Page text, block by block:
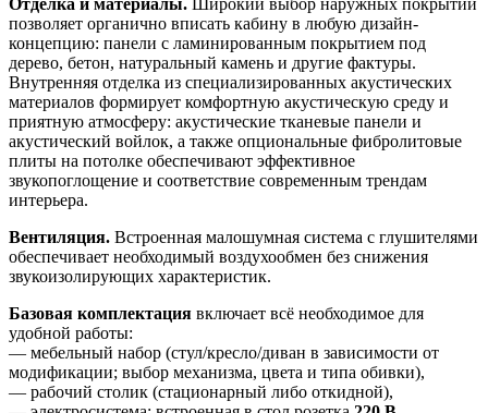
позволяет органично вписать кабину в любую дизайн-
концепцию: панели с ламинированным покрытием под
дерево, бетон, натуральный камень и другие фактуры.
Внутренняя отделка из специализированных акустических
материалов формирует комфортную акустическую среду и
приятную атмосферу: акустические тканевые панели и
акустический войлок, а также опциональные фибролитовые
плиты на потолке обеспечивают эффективное
звукопоглощение и соответствие современным трендам
интерьера.
Вентиляция. Встроенная малошумная система с глушителями
обеспечивает необходимый воздухообмен без снижения
звукоизолирующих характеристик.
Базовая комплектация включает всё необходимое для
удобной работы:
— мебельный набор (стул/кресло/диван в зависимости от
модификации; выбор механизма, цвета и типа обивки),
— рабочий столик (стационарный либо откидной),